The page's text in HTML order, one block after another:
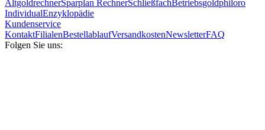
AltgoldrechnerSparplan RechnerSchließfachBetriebsgoldphiloro
IndividualEnzyklopädie
Kundenservice
KontaktFilialenBestellablaufVersandkostenNewsletterFAQ
Folgen Sie uns: